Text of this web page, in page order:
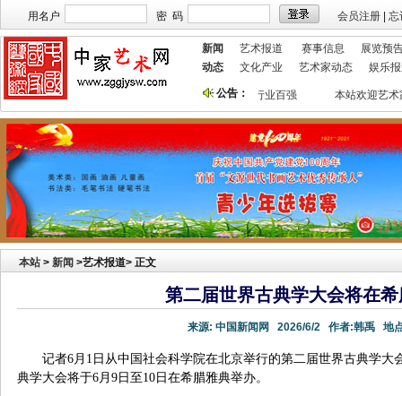
用名户 密 码 会员注册 忘
新闻 艺术报道 赛事信息
展览预
动态
文化产业 艺术家动态 娱乐
公告：
术行业最具品牌价值奖 祝贺本站入选 2018艺术行业百强 本站欢迎艺术
本站 > 新闻 >艺术报道> 正文
第二届世界古典学大会将在
来源: 中国新闻网 2026/6/2 作者:韩禹 地
记者6月1日从中国社会科学院在北京举行的第二届世界古典学大
典学大会将于6月9日至10日在希腊雅典举办。